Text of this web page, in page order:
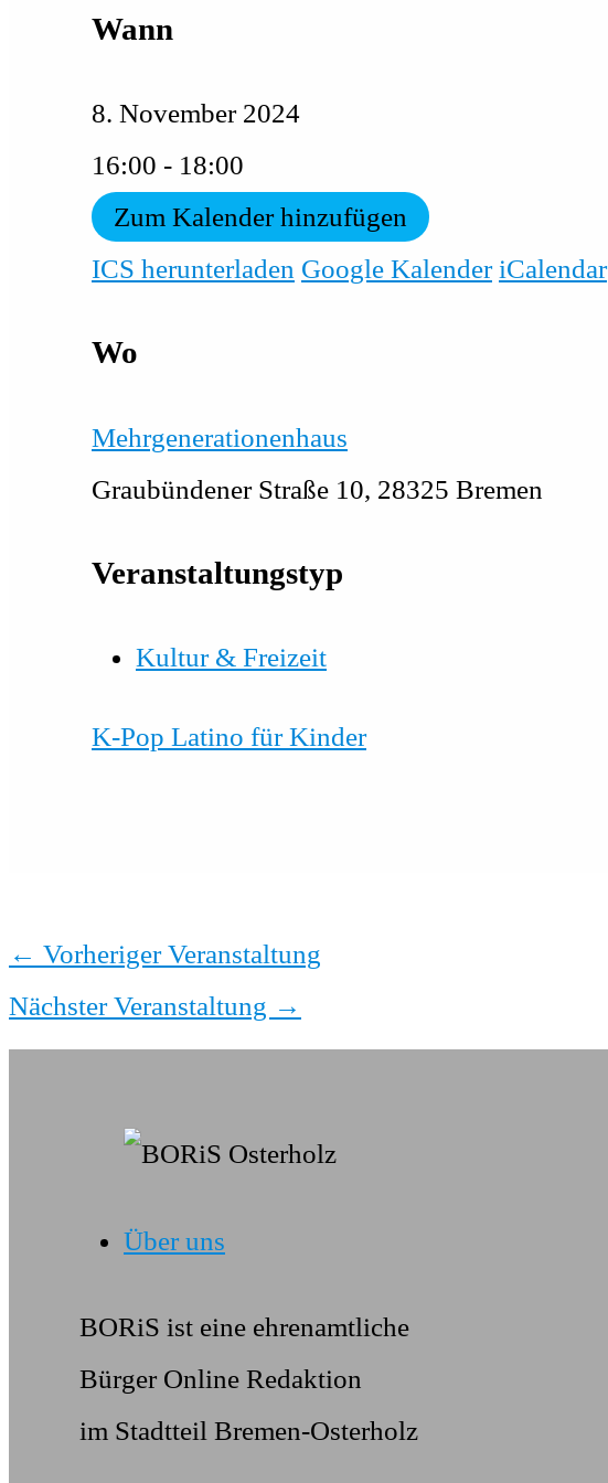
Wann
8. November 2024
16:00 - 18:00
Zum Kalender hinzufügen
ICS herunterladen Google Kalender iCalendar
Wo
Mehrgenerationenhaus
Graubündener Straße 10, 28325 Bremen
Veranstaltungstyp
Kultur & Freizeit
K-Pop Latino für Kinder
← Vorheriger Veranstaltung
Nächster Veranstaltung →
Über uns
BORiS ist eine ehrenamtliche
Bürger Online Redaktion
im Stadtteil Bremen-Osterholz